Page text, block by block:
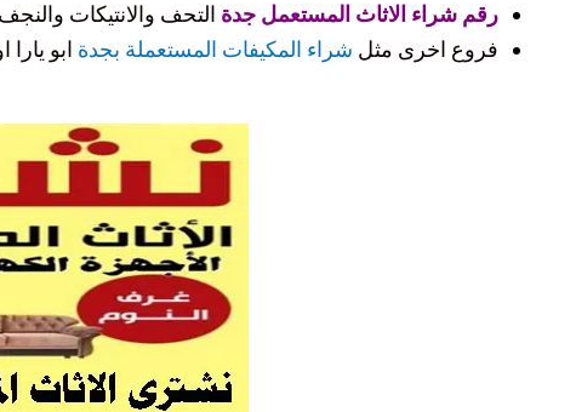
رقم شراء الاثاث المستعمل جدة التحف والانتيكات
فروع اخرى مثل شراء المكيفات المستعملة بجدة ابو يارا